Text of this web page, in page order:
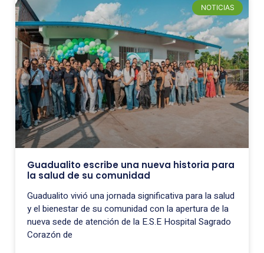
NOTICIAS
Guadualito escribe una nueva historia para
la salud de su comunidad
Guadualito vivió una jornada significativa para la salud
y el bienestar de su comunidad con la apertura de la
nueva sede de atención de la E.S.E Hospital Sagrado
Corazón de